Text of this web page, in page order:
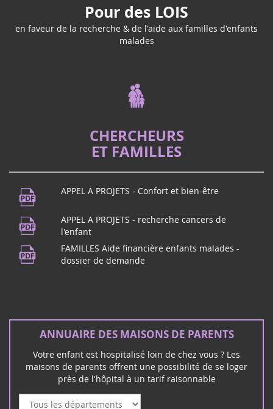
Pour des LOIS
en faveur de la recherche & de l'aide aux familles d'enfants
malades
CHERCHEURS
ET FAMILLES
APPEL A PROJETS - Confort et bien-être
APPEL A PROJETS - recherche cancers de
l'enfant
FAMILLES Aide financière enfants malades -
dossier de demande
ANNUAIRE DES MAISONS DE PARENTS
Votre enfant est hospitalisé loin de chez vous ? Les
maisons de parents offrent une possibilité de se loger
près de l'hôpital à un tarif raisonnable